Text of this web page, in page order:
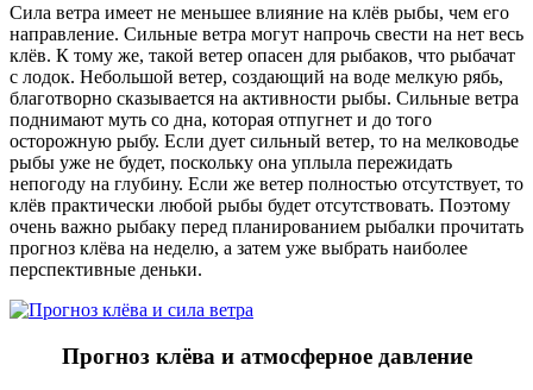
Сила ветра имеет не меньшее влияние на клёв рыбы, чем его
направление. Сильные ветра могут напрочь свести на нет весь
клёв. К тому же, такой ветер опасен для рыбаков, что рыбачат
с лодок. Небольшой ветер, создающий на воде мелкую рябь,
благотворно сказывается на активности рыбы. Сильные ветра
поднимают муть со дна, которая отпугнет и до того
осторожную рыбу. Если дует сильный ветер, то на мелководье
рыбы уже не будет, поскольку она уплыла пережидать
непогоду на глубину. Если же ветер полностью отсутствует, то
клёв практически любой рыбы будет отсутствовать. Поэтому
очень важно рыбаку перед планированием рыбалки прочитать
прогноз клёва на неделю, а затем уже выбрать наиболее
перспективные деньки.
Прогноз клёва и атмосферное давление